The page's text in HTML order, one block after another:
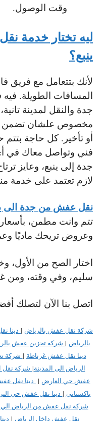
وقت الوصول.
ليه تختار خدمة
ينبع؟
لأنك بتتعامل مع
المسافات الطويلة.
جدة والنقل لمدينة
مخصوص علشان تضمن
أو تأخير. كل حاجة
فني وتواصل معاك في
جدة إلى ينبع، وعايز
لازم تعتمد على خدمة
نقل عفش من جدة الى
تتم وانت مطمن،
وعروض تريحك ماديًا
اختار الصح من الأول،
سليم، وفي وقته، ومن
اتصل بنا الآن لتصلك
شركة نقل عفش بالرياض | دينا
بالرياض | شركة تخزين عفش
دينا نقل عفش غرناطة | شركة
الرياض الى المدينة| شركة نقل
عفش حي العارض | دينا نقل
باكستاني | دينا نقل عفش حي
شركة نقل عفش من الرياض
نقل عفش داخل الرياض |